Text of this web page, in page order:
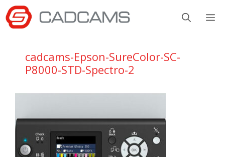
Aller
au
contenu
cadcams-Epson-SureColor-SC-
P8000-STD-Spectro-2